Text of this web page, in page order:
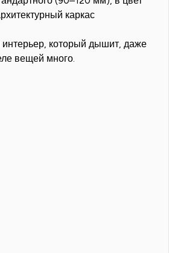
каркас
который дышит, даже
вещей много.